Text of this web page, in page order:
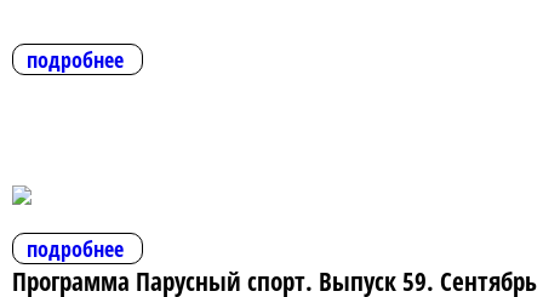
подробнее
подробнее
Программа Парусный спорт. Выпуск 59. Сентябрь